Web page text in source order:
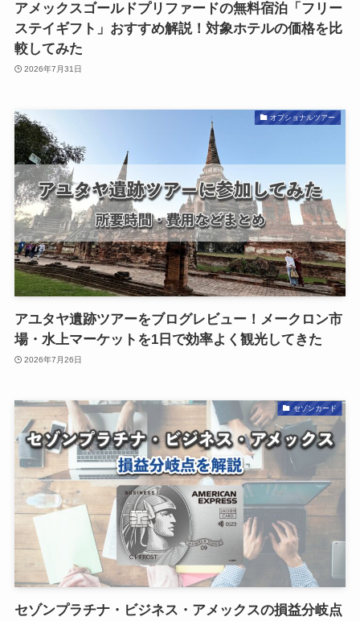
アメックスゴールドプリファードの無料宿泊「フリー
ステイギフト」おすすめ解説！対象ホテルの価格を比
較してみた
2026年7月31日
オプショナルツアー
アユタヤ遺跡ツアーをブログレビュー！メークロン市
場・水上マーケットを1日で効率よく観光してきた
2026年7月26日
セゾンカード
セゾンプラチナ・ビジネス・アメックスの損益分岐点